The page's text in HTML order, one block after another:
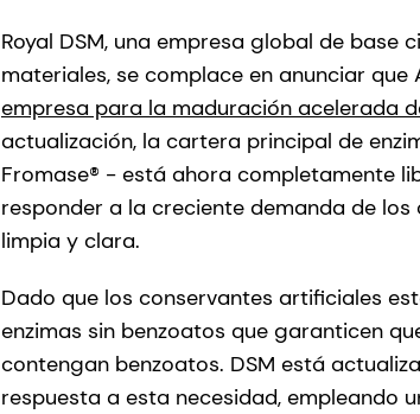
Royal DSM, una empresa global de
materiales, se complace en anunciar que
empresa para la maduración acelerada
actualización, la cartera principal de
Fromase® - está ahora completamente
responder a la creciente demanda de
limpia y clara.
Dado que los conservantes artificiales
enzimas sin benzoatos que garanticen
contengan benzoatos. DSM está
respuesta a esta necesidad, empleando